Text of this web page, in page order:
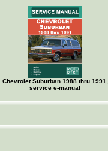
Chevrolet Suburban 1988 thru 1991,
service e-manual